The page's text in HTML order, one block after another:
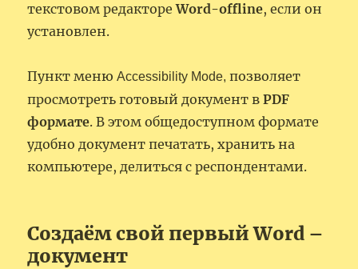
текстовом редактореWord-offline, если он
установлен.
Пункт менюAccessibility Mode, позволяет
просмотреть готовый документ вPDF
формате. В этом общедоступном формате
удобно документ печатать, хранить на
компьютере, делиться с респондентами.
Создаём свой первый Word –
документ